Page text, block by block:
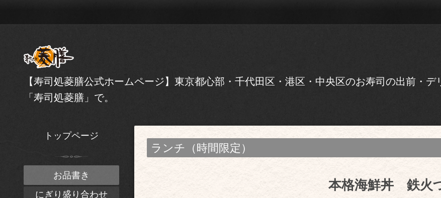
【寿司処菱膳公式ホームページ】東京都心部・千代田区・港区・中央区のお寿司の出前・
「寿司処菱膳」で。
ランチ（時間限定）
本格海鮮丼 鉄火
トップページ
お品書き
にぎり盛り合わせ